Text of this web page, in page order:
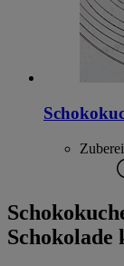
Schokolade